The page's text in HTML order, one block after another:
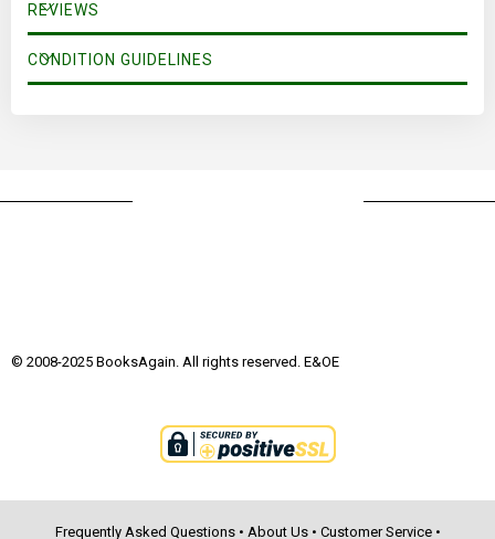
REVIEWS
CONDITION GUIDELINES
© 2008-2025 BooksAgain. All rights reserved. E&OE
Frequently Asked Questions• About Us• Customer Service•